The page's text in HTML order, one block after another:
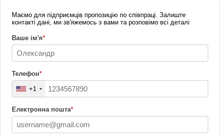
Маємо для підприємців пропозицію по співпраці. Залиште
контакті дані, ми зв'яжемось з вами та розповімо всі деталі
Ваше ім'я*
Телефон*
+1
Електронна пошта*